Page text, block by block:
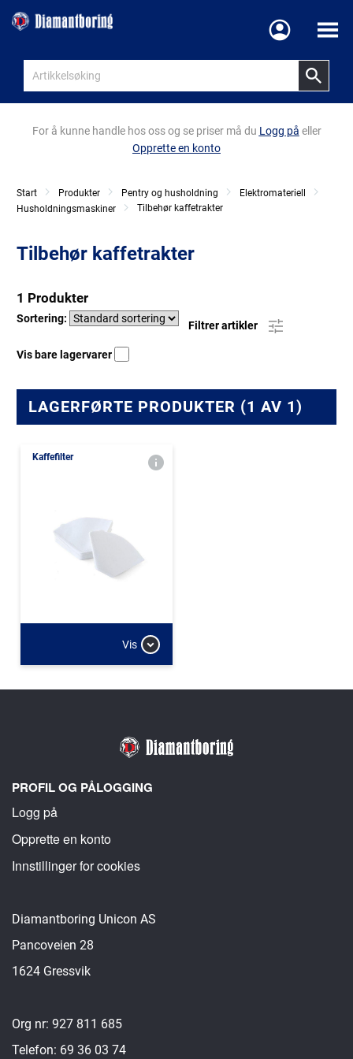
Meny
For å kunne handle hos oss og se priser må du Logg på eller
Opprette en konto
Start Produkter Pentry og husholdning
Elektromateriell
Husholdningsmaskiner
Tilbehør kaffetrakter
Tilbehør kaffetrakter
1 Produkter
Sortering:
Filtrer artikler
Vis bare lagervarer
LAGERFØRTE PRODUKTER (1 AV 1)
Kaffefilter
Vis
PROFIL OG PÅLOGGING
Logg på
Opprette en konto
Innstillinger for cookies
Diamantboring Unicon AS
Pancoveien 28
1624 Gressvik
Org nr: 927 811 685
Telefon: 69 36 03 74